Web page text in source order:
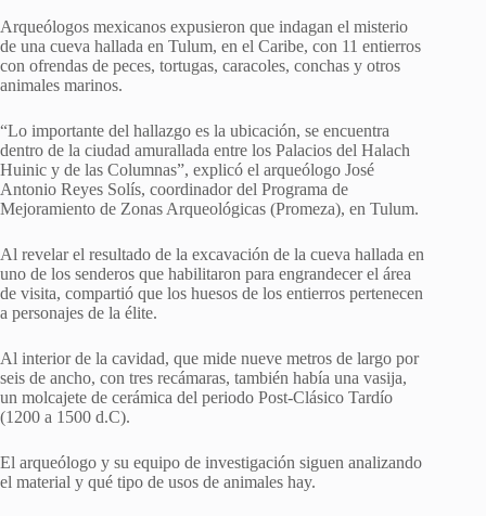
Arqueólogos mexicanos expusieron que indagan el misterio
de una cueva hallada en Tulum, en el Caribe, con 11 entierros
con ofrendas de peces, tortugas, caracoles, conchas y otros
animales marinos.
“Lo importante del hallazgo es la ubicación, se encuentra
dentro de la ciudad amurallada entre los Palacios del Halach
Huinic y de las Columnas”, explicó el arqueólogo José
Antonio Reyes Solís, coordinador del Programa de
Mejoramiento de Zonas Arqueológicas (Promeza), en Tulum.
Al revelar el resultado de la excavación de la cueva hallada en
uno de los senderos que habilitaron para engrandecer el área
de visita, compartió que los huesos de los entierros pertenecen
a personajes de la élite.
Al interior de la cavidad, que mide nueve metros de largo por
seis de ancho, con tres recámaras, también había una vasija,
un molcajete de cerámica del periodo Post-Clásico Tardío
(1200 a 1500 d.C).
El arqueólogo y su equipo de investigación siguen analizando
el material y qué tipo de usos de animales hay.